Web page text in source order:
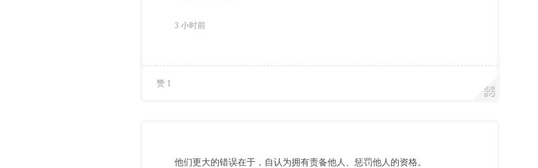
3 小时前
赞 1
他们更大的错误在于，自认为拥有责备他人、惩罚他人的资格。